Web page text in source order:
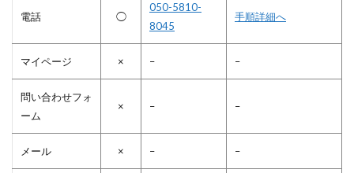
電話 ◯
050-5810-
8045
手順詳細へ
マイページ × – –
問い合わせフォ
ーム
× – –
メール × – –